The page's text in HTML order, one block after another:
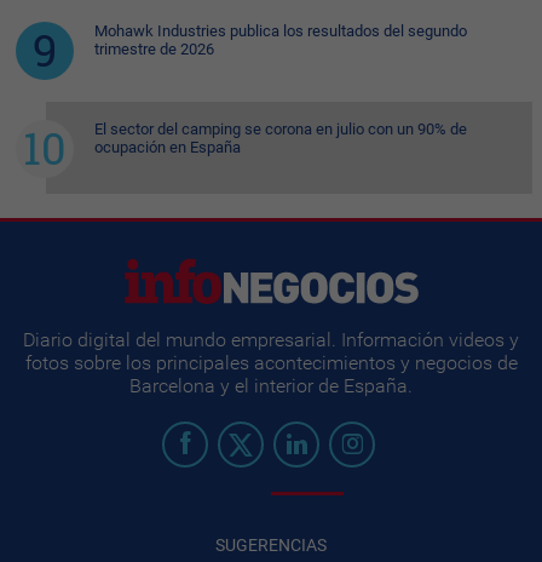
Mohawk Industries publica los resultados del segundo
trimestre de 2026
El sector del camping se corona en julio con un 90% de
ocupación en España
Diario digital del mundo empresarial. Información videos y
fotos sobre los principales acontecimientos y negocios de
Barcelona y el interior de España.
SUGERENCIAS